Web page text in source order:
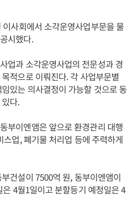
사회에서 소각운영사업부문을 물
시했다.
업과 소각운영사업의 전문성과 경
적으로 이뤄진다. 각 사업부문별
있는 의사결정이 가능할 것으로 동
다.
부이엔앰은 앞으로 환경관리 대행
스업, 폐기물 처리업 등에 주력하게
건설이 7500억 원, 동부이엔앰이
4월1일이고 분할등기 예정일은 4